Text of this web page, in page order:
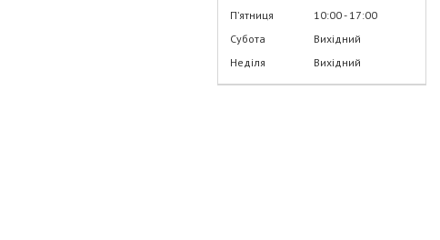
Пʼятниця 10:00 17:00
Субота
Вихідний
Неділя
Вихідний